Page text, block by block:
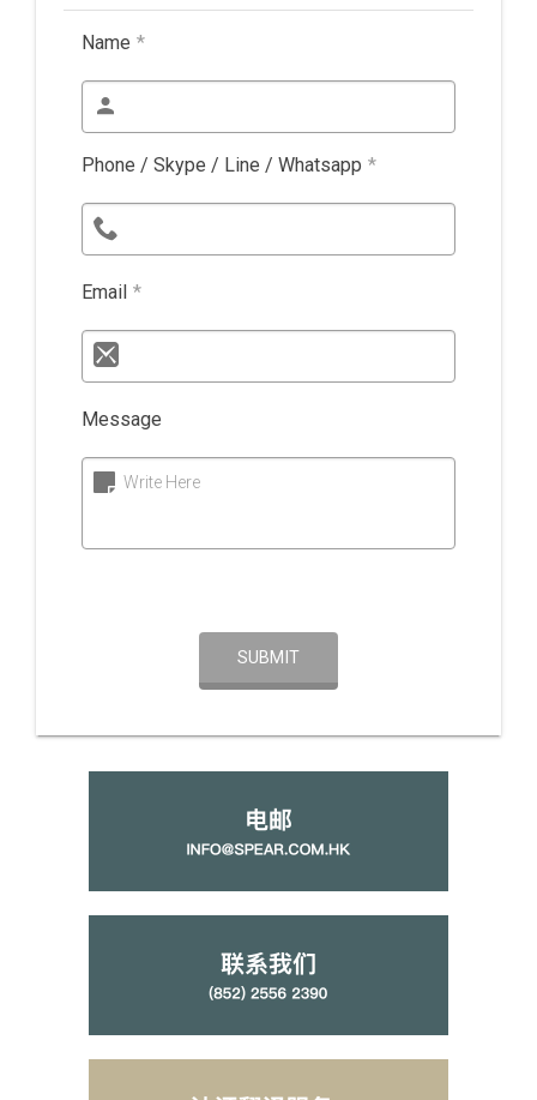
Name *
Phone / Skype / Line / Whatsapp *
Email *
Message
Write Here
SUBMIT